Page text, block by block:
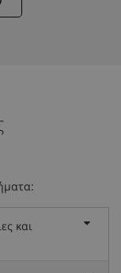
και